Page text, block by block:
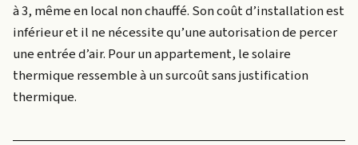
à 3, même en local non chauffé. Son coût d’installation est
inférieur et il ne nécessite qu’une autorisation de percer
une entrée d’air. Pour un appartement, le solaire
thermique ressemble à un surcoût sans justification
thermique.